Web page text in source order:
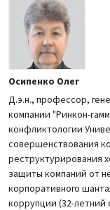
Осипенко Олег
Д.э.н., профессор,
компании "Ринкон-
конфликтологии
совершенствования
реструктурирования
защиты компаний от
корпоративного
коррупции (32-летний